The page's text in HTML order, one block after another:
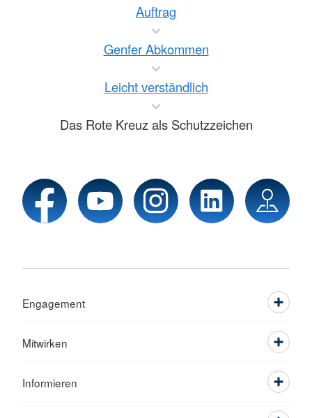
Auftrag
Genfer Abkommen
Leicht verständlich
Das Rote Kreuz als Schutzzeichen
Engagement
Mitwirken
Informieren